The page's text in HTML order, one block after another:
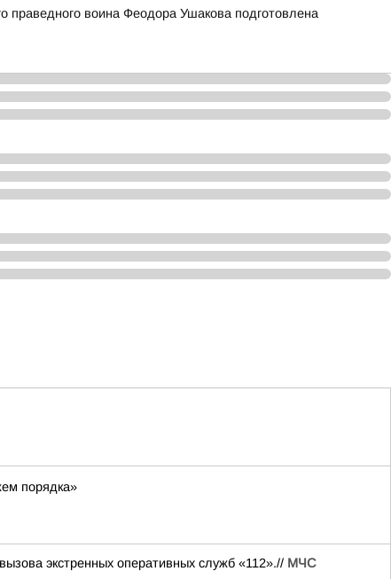
праведного воина Феодора Ушакова подготовлена
порядка»
экстренных оперативных служб «112».// МЧС